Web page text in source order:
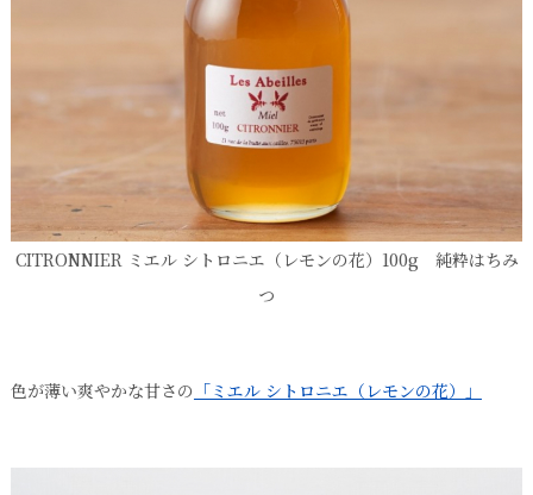
CITRONNIER ミエル シトロニエ（レモンの花）100g 純粋はちみ
つ
色が薄い爽やかな甘さの 「ミエル シトロニエ（レモンの花）」